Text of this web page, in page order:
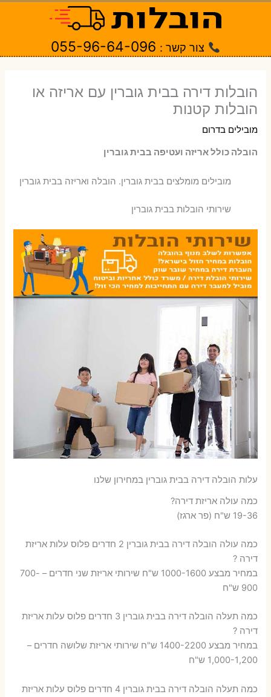
צור קשר : 055-96-64-096
הובלות דירה בבית גוברין עם אריזה או
הובלות קטנות
מובילים בדרום
הובלה כולל אריזה ועטיפה בבית גוברין
‫מובילים מומלצים בבית גוברין. הובלה ואריזה בבית גוברין
שירותי הובלות בבית גוברין
עלות הובלה דירה בבית גוברין במחירון שלנו
כמה עולה אריזת דירה​?
19-36 ש"ח (פר ארגז)
כמה עולה הובלה דירה בבית גוברין 2 חדרים פלוס עלות אריזת
דירה ?
במחיר מבצע 1000-1600 ש"ח שירותי אריזת שני חדרים – 700-
900 ש"ח
כמה תעלה הובלה דירה בבית גוברין 3 חדרים פלוס עלות אריזת
דירה ?
במחיר מבצע 1400-2200 ש"ח שירותי אריזת שלושה חדרים –
1,000-1,200 ש"ח
כמה תעלה הובלה דירה בבית גוברין 4 חדרים פלוס עלות אריזת